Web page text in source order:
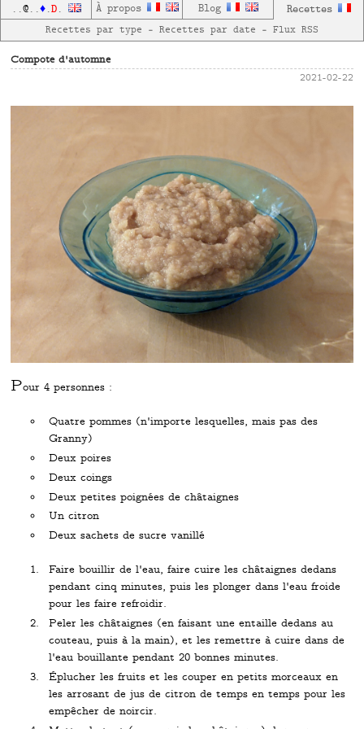
..@..♦.D. À propos Blog Recettes
Recettes par type — Recettes par date — Flux RSS
Compote d'automne
2021-02-22
Pour 4 personnes :
Quatre pommes (n'importe lesquelles, mais pas des
Granny)
Deux poires
Deux coings
Deux petites poignées de châtaignes
Un citron
Deux sachets de sucre vanillé
Faire bouillir de l'eau, faire cuire les châtaignes dedans
pendant cinq minutes, puis les plonger dans l'eau froide
pour les faire refroidir.
Peler les châtaignes (en faisant une entaille dedans au
couteau, puis à la main), et les remettre à cuire dans de
l'eau bouillante pendant 20 bonnes minutes.
Éplucher les fruits et les couper en petits morceaux en
les arrosant de jus de citron de temps en temps pour les
empêcher de noircir.